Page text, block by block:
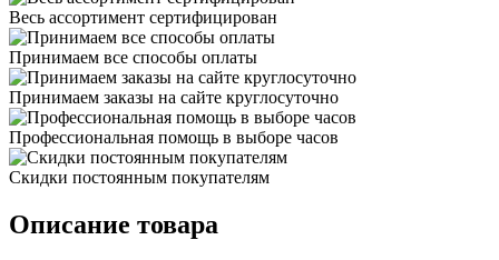
Весь ассортимент сертифицирован
Принимаем все способы оплаты
Принимаем заказы на сайте круглосуточно
Профессиональная помощь в выборе часов
Скидки постоянным покупателям
Описание товара